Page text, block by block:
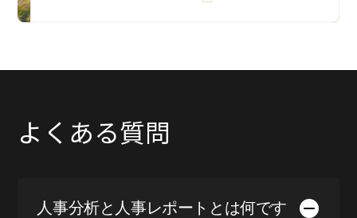
よくある質問
人事分析と人事レポートとは何です